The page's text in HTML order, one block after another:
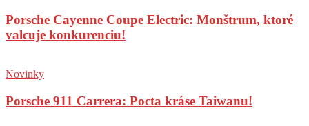
Porsche Cayenne Coupe Electric: Monštrum, ktoré
valcuje konkurenciu!
Novinky
Porsche 911 Carrera: Pocta kráse Taiwanu!